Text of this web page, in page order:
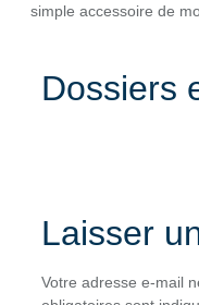
simple accessoire de
Dossiers
Laisser
Votre adresse e-mail